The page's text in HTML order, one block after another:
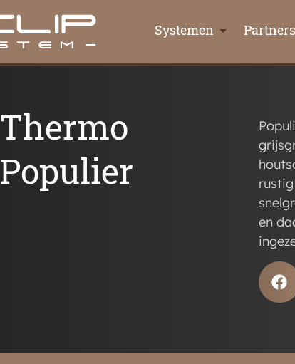
Systemen Partners
Thermo
Populier
en